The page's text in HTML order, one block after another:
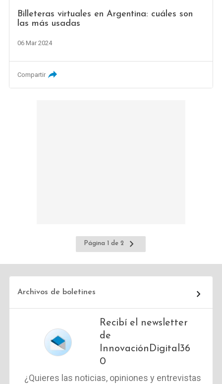
Billeteras virtuales en Argentina: cuáles son
las más usadas
06 Mar 2024
Compartir
Página 1 de 2
Ir
a
Archivos de boletines
Recibí el newsletter
de
InnovaciónDigital36
0
¿Quieres las noticias, opiniones y entrevistas